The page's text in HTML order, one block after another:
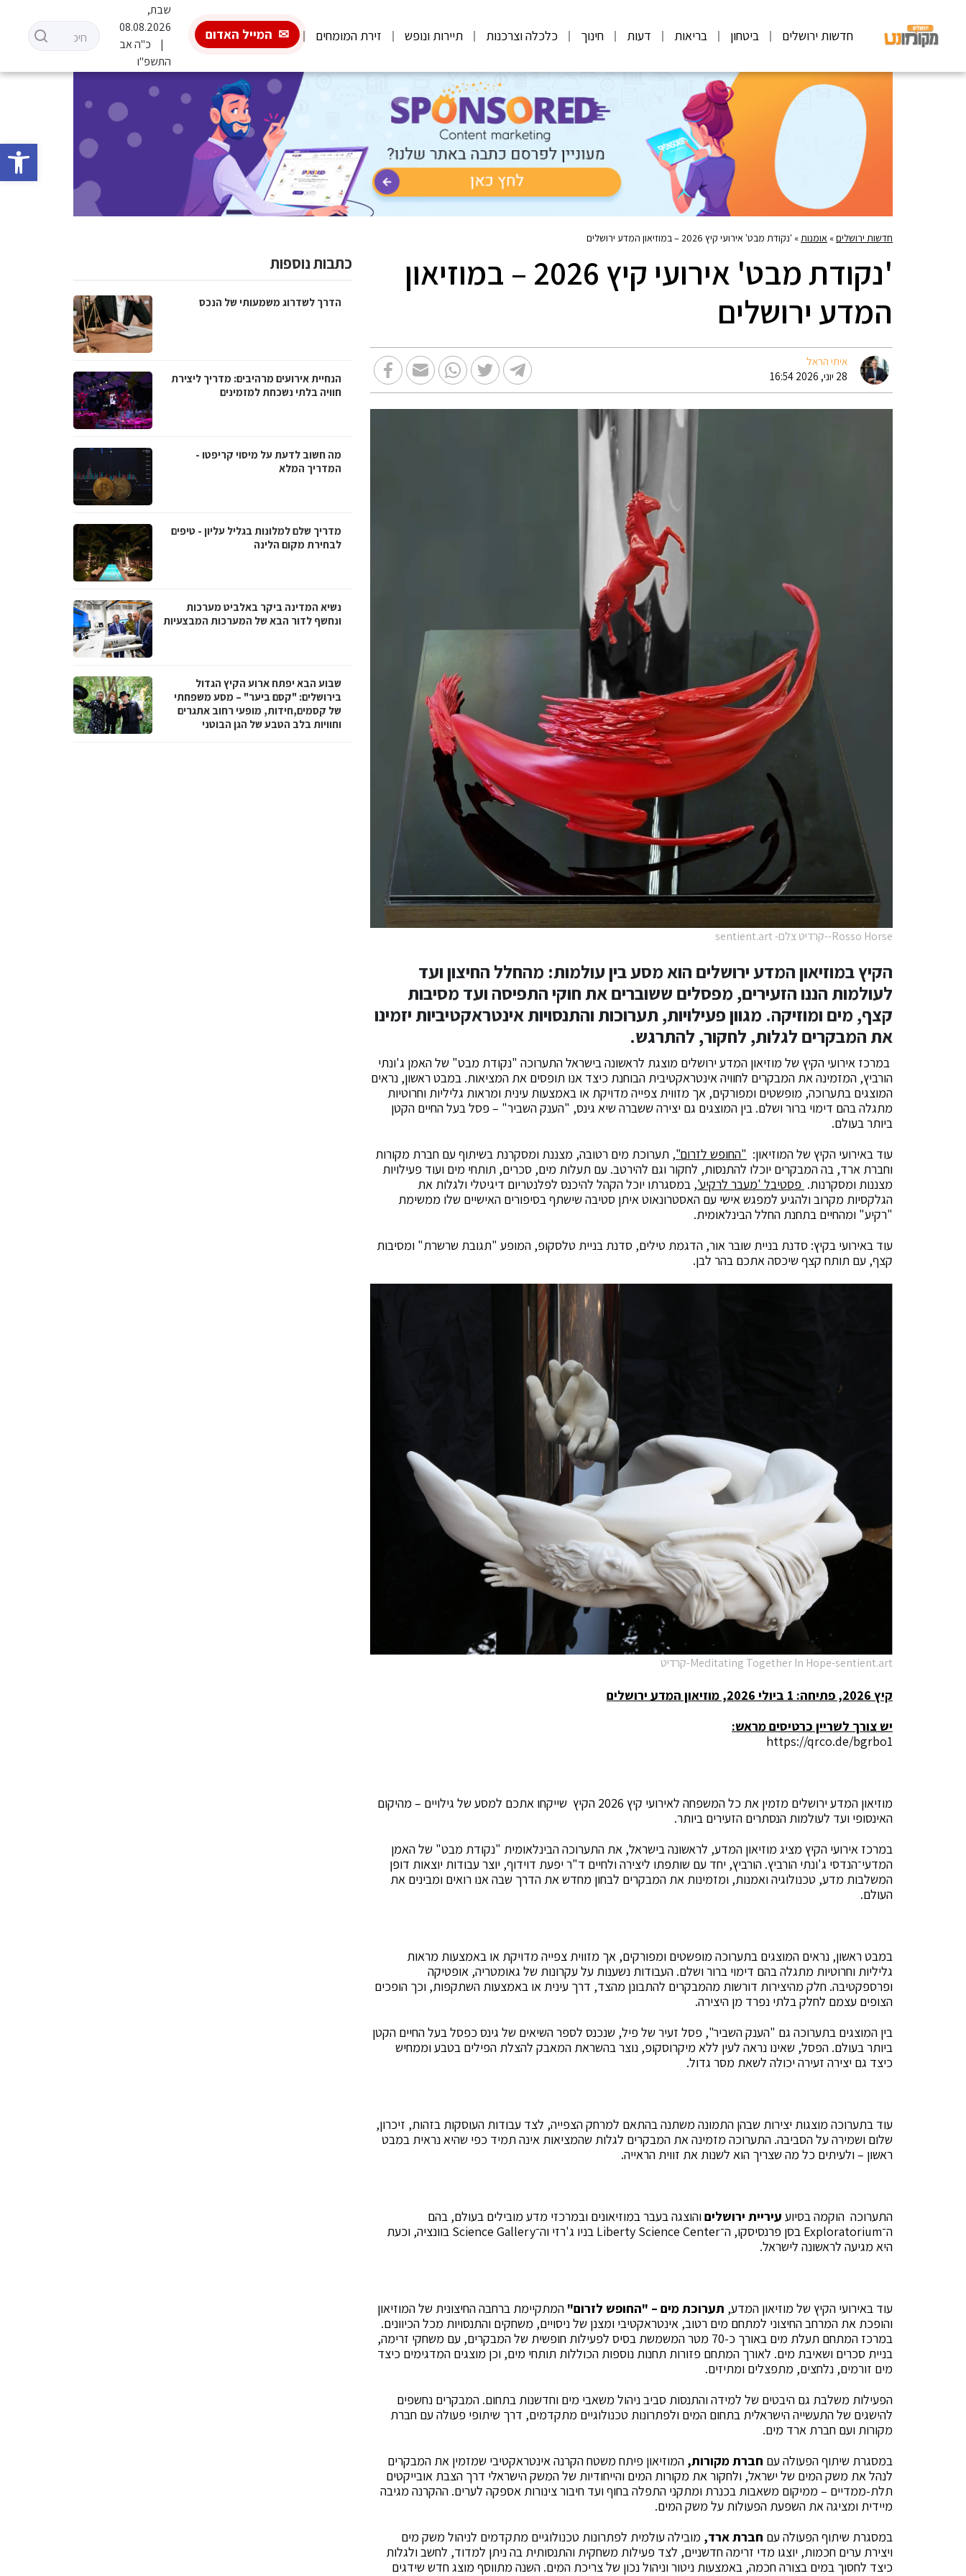
פתח
חדשות ירושלים ביטחון בריאות דעות חינוך כלכלה וצרכנות תיירות ונופש זירת המומחים המייל האדום
שבת,
08.08.2026
כ"ה אב
התשפ"ו
חדשות ירושלים» אומנות » 'נקודת מבט' אירועי קיץ 2026 – במוזיאון המדע ירושלים
'נקודת מבט' אירועי קיץ 2026 – במוזיאון
המדע ירושלים
איתי הראל
28 יוני, 2026 16:54
Rosso Horse--קרדיט צלם- sentient.art
הקיץ במוזיאון המדע ירושלים הוא מסע בין עולמות: מהחלל החיצון ועד
לעולמות הננו הזעירים, מפסלים ששוברים את חוקי התפיסה ועד מסיבות
קצף, מים ומוזיקה. מגוון פעילויות, תערוכות והתנסויות אינטראקטיביות יזמינו
את המבקרים לגלות, לחקור, להתרגש.
במרכז אירועי הקיץ של מוזיאון המדע ירושלים מוצגת לראשונה בישראל התערוכה "נקודת מבט" של האמן ג'ונתי
הורביץ, המזמינה את המבקרים לחוויה אינטראקטיבית הבוחנת כיצד אנו תופסים את המציאות. במבט ראשון, נראים
המוצגים בתערוכה, מופשטים ומפורקים, אך מזווית צפייה מדויקת או באמצעות עינית ומראות גליליות וחרוטיות
מתגלה בהם דימוי ברור ושלם. בין המוצגים גם יצירה ששברה שיא גינס, "הענק השביר" – פסל בעל החיים הקטן
ביותר בעולם.
עוד באירועי הקיץ של המוזיאון: "החופש לזרום", תערוכת מים רטובה, מצננת ומסקרנת בשיתוף עם חברת מקורות
וחברת ארד, בה המבקרים יוכלו להתנסות, לחקור וגם להירטב. עם תעלות מים, סכרים, תותחי מים ועוד פעילויות
מצננות ומסקרנות. פסטיבל 'מעבר לרקיע', במסגרתו יוכל הקהל להיכנס לפלנטריום דיגיטלי ולגלות את
הגלקסיות מקרוב ולהגיע למפגש אישי עם האסטרונאוט איתן סטיבה שישתף בסיפורים האישיים שלו ממשימת
"רקיע" ומהחיים בתחנת החלל הבינלאומית.
עוד באירועי בקיץ: סדנת בניית שובר אור, הדגמת טילים, סדנת בניית טלסקופ, המופע "תגובת שרשרת" ומסיבות
קצף, עם תותח קצף שיכסה אתכם בהר לבן.
Meditating Together In Hope-sentient.art-קרדיט
קיץ 2026, פתיחה: 1 ביולי 2026, מוזיאון המדע ירושלים
יש צורך לשריין כרטיסים מראש:
https://qrco.de/bgrbo1
מוזיאון המדע ירושלים מזמין את כל המשפחה לאירועי קיץ 2026 הקיץ שייקחו אתכם למסע של גילויים – מהיקום
האינסופי ועד לעולמות הנסתרים הזעירים ביותר.
במרכז אירועי הקיץ מציג מוזיאון המדע, לראשונה בישראל, את התערוכה הבינלאומית "נקודת מבט" של האמן
המדעי־הנדסי ג'ונתי הורביץ. הורביץ, יחד עם שותפתו ליצירה ולחיים ד"ר יפעת דוידוף, יוצר עבודות יוצאות דופן
המשלבות מדע, טכנולוגיה ואמנות, ומזמינות את המבקרים לבחון מחדש את הדרך שבה אנו רואים ומבינים את
העולם.
במבט ראשון, נראים המוצגים בתערוכה מופשטים ומפורקים, אך מזווית צפייה מדויקת או באמצעות מראות
גליליות וחרוטיות מתגלה בהם דימוי ברור ושלם. העבודות נשענות על עקרונות של גאומטריה, אופטיקה
ופרספקטיבה. חלק מהיצירות דורשות מהמבקרים להתבונן מהצד, דרך עינית או באמצעות השתקפות, וכך הופכים
הצופים עצמם לחלק בלתי נפרד מן היצירה.
בין המוצגים בתערוכה גם "הענק השביר", פסל זעיר של פיל, שנכנס לספר השיאים של גינס כפסל בעל החיים הקטן
ביותר בעולם. הפסל, שאינו נראה לעין ללא מיקרוסקופ, נוצר בהשראת המאבק להצלת הפילים בטבע וממחיש
כיצד גם יצירה זעירה יכולה לשאת מסר גדול.
עוד בתערוכה מוצגות יצירות שבהן התמונה משתנה בהתאם למרחק הצפייה, לצד עבודות העוסקות בזהות, זיכרון,
שלום ושמירה על הסביבה. התערוכה מזמינה את המבקרים לגלות שהמציאות אינה תמיד כפי שהיא נראית במבט
ראשון – ולעיתים כל מה שצריך הוא לשנות את זווית הראייה.
התערוכה הוקמה בסיוע עיריית ירושליםוהוצגה בעבר במוזיאונים ובמרכזי מדע מובילים בעולם, בהם
ה־Exploratorium בסן פרנסיסקו, ה־Liberty Science Center בניו ג'רזי וה־Science Gallery בוונציה, וכעת
היא מגיעה לראשונה לישראל.
עוד באירועי הקיץ של מוזיאון המדע, תערוכת מים – "החופש לזרום" המתקיימת ברחבה החיצונית של המוזיאון
והופכת את המרחב החיצוני למתחם מים רטוב, אינטראקטיבי ומצנן של ניסויים, משחקים והתנסויות מכל הכיוונים.
במרכז המתחם תעלת מים באורך כ-70 מטר המשמשת בסיס לפעילות חופשית של המבקרים, עם משחקי זרימה,
בניית סכרים ושאיבת מים. לאורך המתחם פזורות תחנות נוספות הכוללות תותחי מים, וכן מוצגים המדגימים כיצד
מים זורמים, נלחצים, מתפצלים ומתיזים.
הפעילות משלבת גם היבטים של למידה והתנסות סביב ניהול משאבי מים וחדשנות בתחום. המבקרים נחשפים
להישגים של התעשייה הישראלית בתחום המים ולפתרונות טכנולוגיים מתקדמים, דרך שיתופי פעולה עם חברת
מקורות ועם חברת ארד מים.
במסגרת שיתוף הפעולה עם חברת מקורות, המוזיאון פיתח משטח הקרנה אינטראקטיבי שמזמין את המבקרים
לנהל את משק המים של ישראל, ולחקור את מקורות המים והייחודיות של המשק הישראלי דרך הצבת אובייקטים
תלת-ממדיים – ממיקום משאבות בכנרת ומתקני התפלה בחוף ועד חיבור צינורות אספקה לערים. ההקרנה מגיבה
מיידית ומציגה את השפעת הפעולות על משק המים.
במסגרת שיתוף הפעולה עם חברת ארד, מובילה עולמית לפתרונות טכנולוגיים מתקדמים לניהול משק מים
ויצירת ערים חכמות, יוצגו מדי זרימה חדשניים, לצד פעילות משחקית והתנסותית בה ניתן למדוד, לחשב ולגלות
כיצד לחסוך במים בצורה חכמה, באמצעות ניטור וניהול נכון של צריכת המים. השנה מתווסף מוצג חדש שידגים
כתבות נוספות
הדרך לשדרוג משמעותי של הנכס
הנחיית אירועים מרהיבים: מדריך ליצירת
חוויה בלתי נשכחת למזמינים
מה חשוב לדעת על מיסוי קריפטו -
המדריך המלא
מדריך שלם למלונות בגליל עליון - טיפים
לבחירת מקום הלינה
נשיא המדינה ביקר באלביט מערכות
ונחשף לדור הבא של המערכות המבצעיות
שבוע הבא יפתח ארוע הקיץ הגדול
בירושלים: "קסם ביער" – מסע משפחתי
של קסמים,חידות, מופעי רחוב אתגרים
וחוויות בלב הטבע של הגן הבוטני